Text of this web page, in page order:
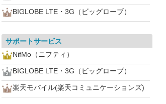
BIGLOBE LTE・3G（ビッグローブ）
サポートサービス
NifMo（ニフティ）
BIGLOBE LTE・3G（ビッグローブ）
楽天モバイル(楽天コミュニケーションズ)